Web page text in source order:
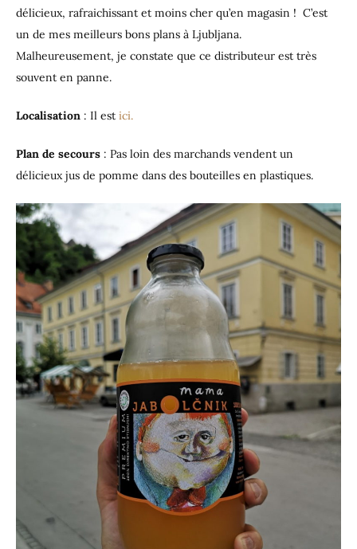
délicieux, rafraichissant et moins cher qu’en magasin ! C’est
un de mes meilleurs bons plans à Ljubljana.
Malheureusement, je constate que ce distributeur est très
souvent en panne.
Localisation : Il est ici.
Plan de secours : Pas loin des marchands vendent un
délicieux jus de pomme dans des bouteilles en plastiques.